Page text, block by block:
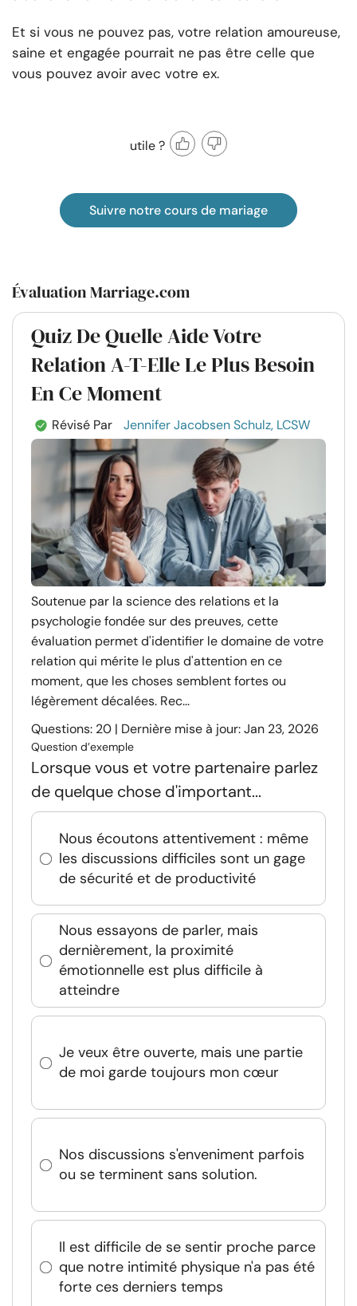
Et si vous ne pouvez pas, votre relation amoureuse,
saine et engagée pourrait ne pas être celle que
vous pouvez avoir avec votre ex.
utile ?
Suivre notre cours de mariage
Évaluation Marriage.com
Quiz De Quelle Aide Votre
Relation A-T-Elle Le Plus Besoin
En Ce Moment
Révisé Par Jennifer Jacobsen Schulz, LCSW
Soutenue par la science des relations et la
psychologie fondée sur des preuves, cette
évaluation permet d'identifier le domaine de votre
relation qui mérite le plus d'attention en ce
moment, que les choses semblent fortes ou
légèrement décalées. Rec...
Questions: 20 | Dernière mise à jour: Jan 23, 2026
Question d’exemple
Lorsque vous et votre partenaire parlez
de quelque chose d'important...
Nous écoutons attentivement : même
les discussions difficiles sont un gage
de sécurité et de productivité
Nous essayons de parler, mais
dernièrement, la proximité
émotionnelle est plus difficile à
atteindre
Je veux être ouverte, mais une partie
de moi garde toujours mon cœur
Nos discussions s'enveniment parfois
ou se terminent sans solution.
Il est difficile de se sentir proche parce
que notre intimité physique n'a pas été
forte ces derniers temps